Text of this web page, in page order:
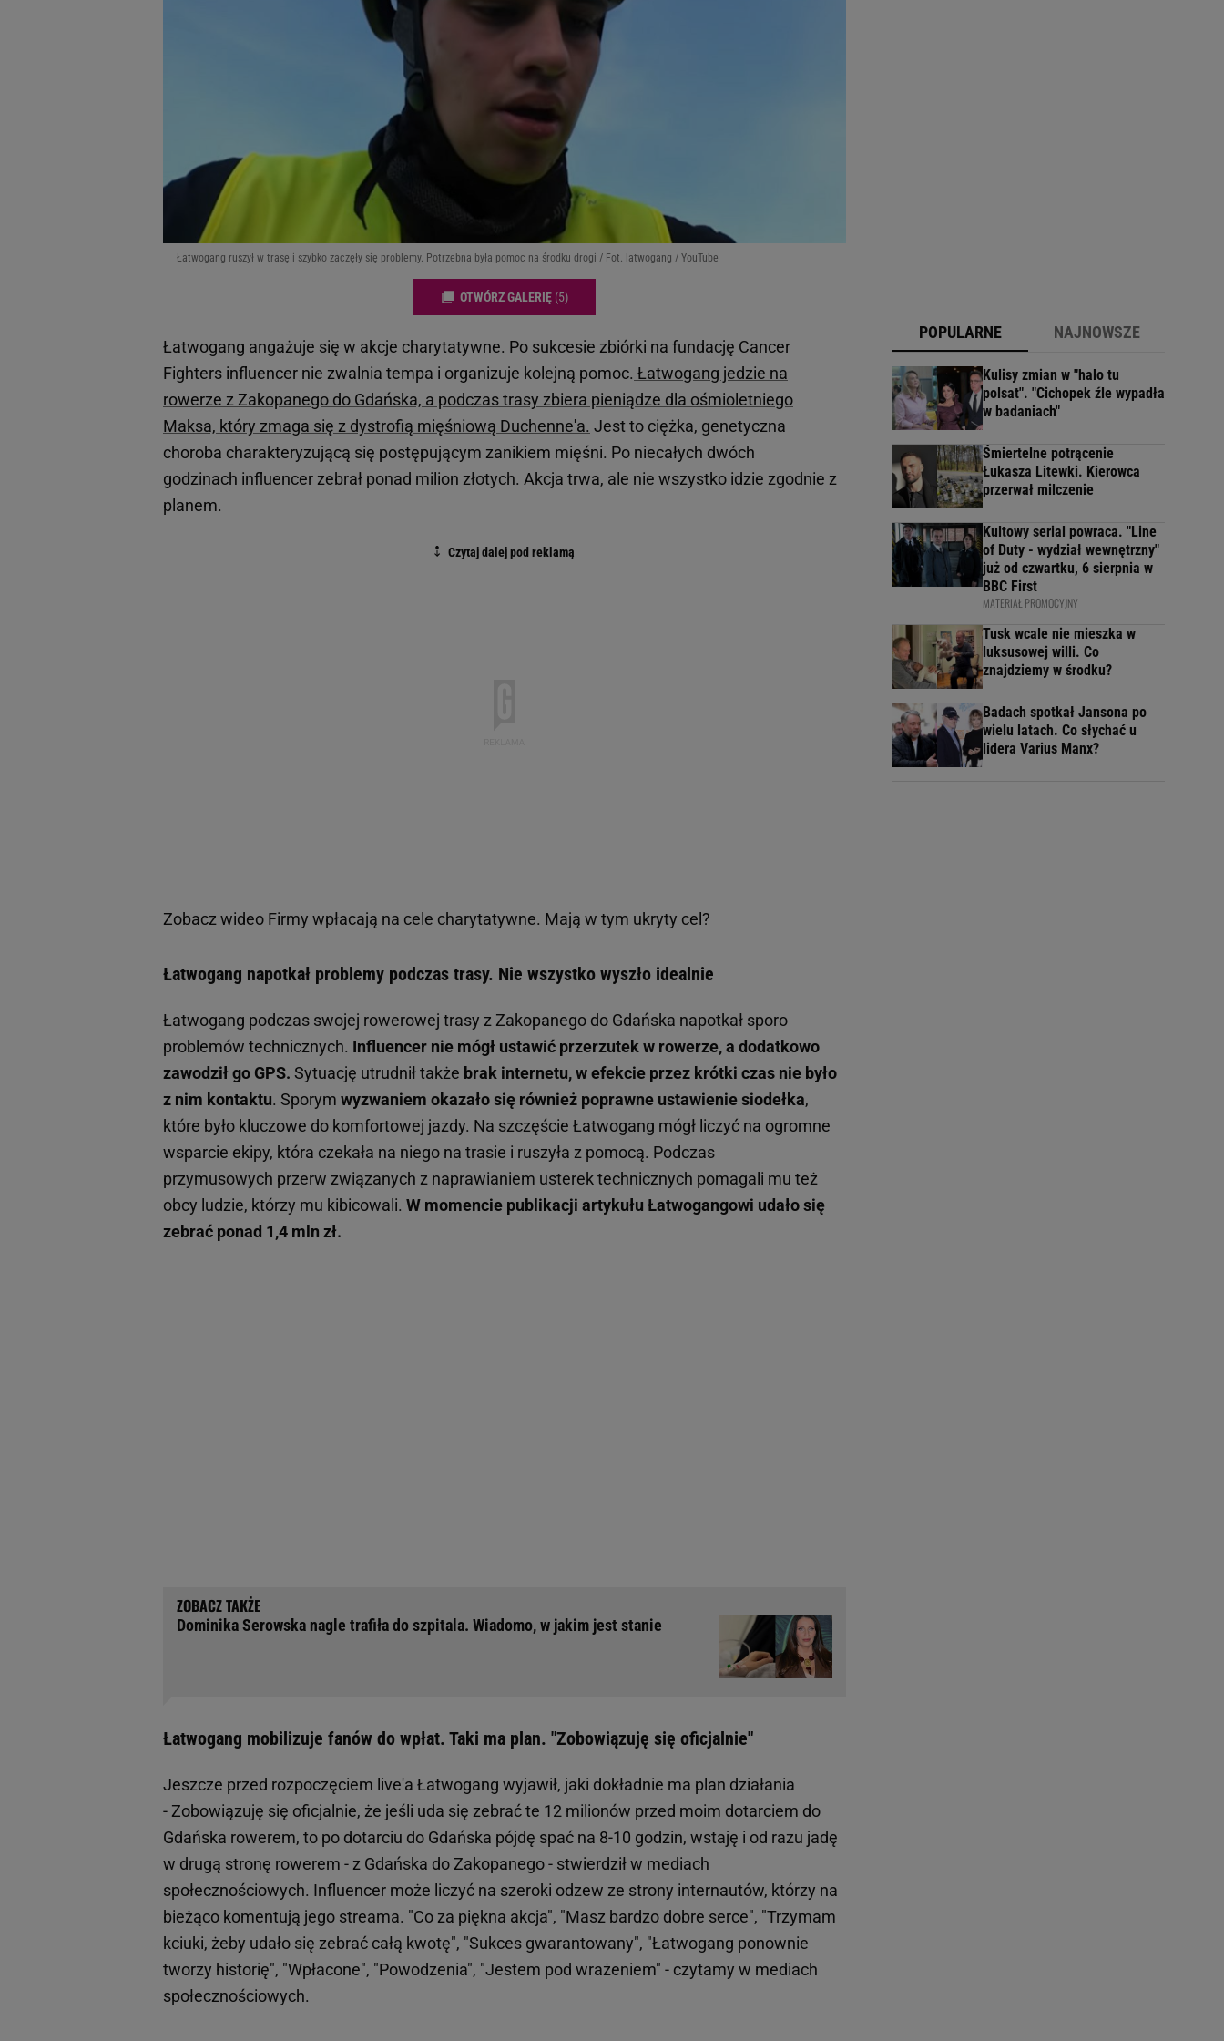
Łatwogang ruszył w trasę i szybko zaczęły się problemy. Potrzebna była pomoc na środku drogi / Fot. latwogang / YouTube
OTWÓRZ GALERIĘ (5)
Łatwogang angażuje się w akcje charytatywne. Po sukcesie zbiórki na fundację Cancer
Fighters influencer nie zwalnia tempa i organizuje kolejną pomoc. Łatwogang jedzie na
rowerze z Zakopanego do Gdańska, a podczas trasy zbiera pieniądze dla ośmioletniego
Maksa, który zmaga się z dystrofią mięśniową Duchenne'a. Jest to ciężka, genetyczna
choroba charakteryzującą się postępującym zanikiem mięśni. Po niecałych dwóch
godzinach influencer zebrał ponad milion złotych. Akcja trwa, ale nie wszystko idzie zgodnie z
planem.
Zobacz wideo Firmy wpłacają na cele charytatywne. Mają w tym ukryty cel?
Łatwogang napotkał problemy podczas trasy. Nie wszystko wyszło idealnie
Łatwogang podczas swojej rowerowej trasy z Zakopanego do Gdańska napotkał sporo
problemów technicznych. Influencer nie mógł ustawić przerzutek w rowerze, a dodatkowo
zawodził go GPS. Sytuację utrudnił także brak internetu, w efekcie przez krótki czas nie było
z nim kontaktu. Sporym wyzwaniem okazało się również poprawne ustawienie siodełka,
które było kluczowe do komfortowej jazdy. Na szczęście Łatwogang mógł liczyć na ogromne
wsparcie ekipy, która czekała na niego na trasie i ruszyła z pomocą. Podczas
przymusowych przerw związanych z naprawianiem usterek technicznych pomagali mu też
obcy ludzie, którzy mu kibicowali. W momencie publikacji artykułu Łatwogangowi udało się
zebrać ponad 1,4 mln zł.
Dominika Serowska nagle trafiła do szpitala. Wiadomo, w jakim jest stanie
Łatwogang mobilizuje fanów do wpłat. Taki ma plan. "Zobowiązuję się oficjalnie"
Jeszcze przed rozpoczęciem live'a Łatwogang wyjawił, jaki dokładnie ma plan działania
- Zobowiązuję się oficjalnie, że jeśli uda się zebrać te 12 milionów przed moim dotarciem do
Gdańska rowerem, to po dotarciu do Gdańska pójdę spać na 8-10 godzin, wstaję i od razu jadę
w drugą stronę rowerem - z Gdańska do Zakopanego - stwierdził w mediach
społecznościowych. Influencer może liczyć na szeroki odzew ze strony internautów, którzy na
bieżąco komentują jego streama. "Co za piękna akcja", "Masz bardzo dobre serce", "Trzymam
kciuki, żeby udało się zebrać całą kwotę", "Sukces gwarantowany", "Łatwogang ponownie
tworzy historię", "Wpłacone", "Powodzenia", "Jestem pod wrażeniem" - czytamy w mediach
społecznościowych.
POPULARNE NAJNOWSZE
Kulisy zmian w "halo tu
polsat". "Cichopek źle wypadła
w badaniach"
Śmiertelne potrącenie
Łukasza Litewki. Kierowca
przerwał milczenie
Kultowy serial powraca. "Line
of Duty - wydział wewnętrzny"
już od czwartku, 6 sierpnia w
BBC First
MATERIAŁ PROMOCYJNY
Tusk wcale nie mieszka w
luksusowej willi. Co
znajdziemy w środku?
Badach spotkał Jansona po
wielu latach. Co słychać u
lidera Varius Manx?